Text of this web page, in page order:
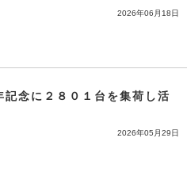
2026年06月18日
記念に２８０１台を集荷し活
2026年05月29日